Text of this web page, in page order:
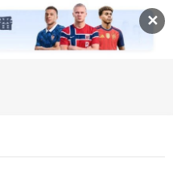
✕